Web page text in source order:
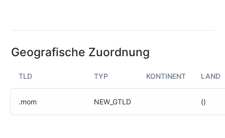
DNS-
Lookup
HTTP-
Test
Geografische Zuordnung
TLD TYP KONTINENT LAND
.mom NEW_GTLD ()